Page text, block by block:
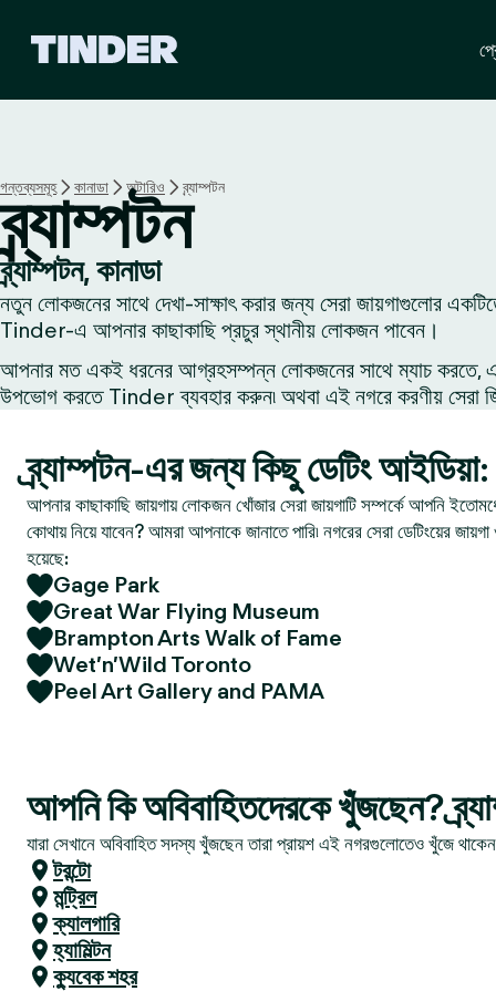
হো
ম
গন্তব্যসমূহ কানাডা অন্টারিও ব্র্যাম্পটন
ব্র্যাম্পটন
ব্র্যাম্পটন, কানাডা
নতুন লোকজনের সাথে দেখা-সাক্ষাৎ করার জন্য সেরা জায়গাগুলোর
Tinder-এ আপনার কাছাকাছি প্রচুর স্থানীয় লোকজন পাবেন।
আপনার মত একই ধরনের আগ্রহসম্পন্ন লোকজনের সাথে ম্যাচ করতে,
উপভোগ করতে Tinder ব্যবহার করুন৷ অথবা এই নগরে করণীয় সেরা
ব্র্যাম্পটন-এর জন্য কিছু ডেটিং আইডিয়া:
আপনার কাছাকাছি জায়গায় লোকজন খোঁজার সেরা জায়গাটি সম্পর্কে আপনি
কোথায় নিয়ে যাবেন? আমরা আপনাকে জানাতে পারি৷ নগরের সেরা ডেটিংয়ের
হয়েছে:
Gage Park
Great War Flying Museum
Brampton Arts Walk of Fame
Wet’n’Wild Toronto
Peel Art Gallery and PAMA
আপনি কি অবিবাহিতদেরকে খুঁজছেন?
যারা সেখানে অবিবাহিত সদস্য খুঁজছেন তারা প্রায়শ এই নগরগুলোতেও খুঁজে
টরন্টো
মন্ট্রিল
ক্যালগারি
হ্যামিল্টন
ক্যুবেক শহর